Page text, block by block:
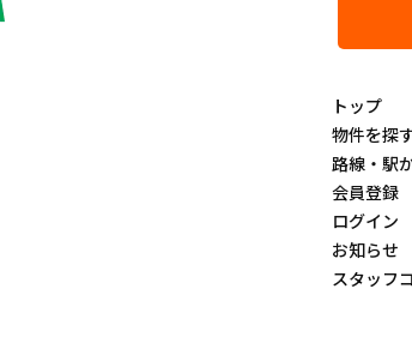
トップ
物件を探
路線・駅
会員登録
ログイン
お知らせ
スタッフ